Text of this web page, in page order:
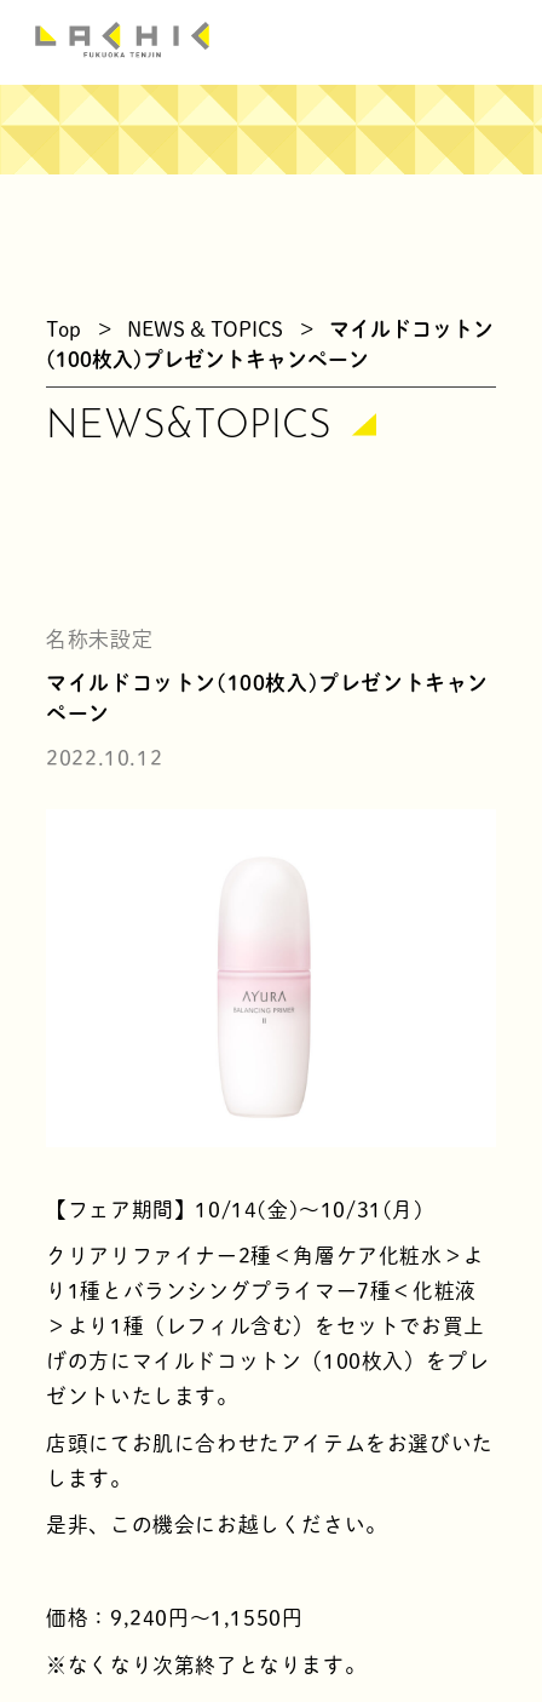
Top > NEWS & TOPICS >
マイルドコットン
(100枚入)プレゼントキャンペーン
NEWS&TOPICS
名称未設定
マイルドコットン(100枚入)プレゼントキャン
ペーン
2022.10.12
【フェア期間】10/14(金)〜10/31(月)
クリアリファイナー2種＜角層ケア化粧水＞よ
り1種とバランシングプライマー7種＜化粧液
＞より1種（レフィル含む）をセットでお買上
げの方にマイルドコットン（100枚入）をプレ
ゼントいたします。
店頭にてお肌に合わせたアイテムをお選びいた
します。
是非、この機会にお越しください。
価格：9,240円～1,1550円
※なくなり次第終了となります。